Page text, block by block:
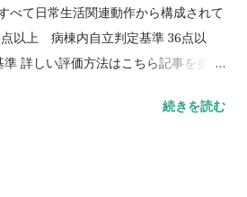
べて日常生活関連動作から構成されて
以上 病棟内自立判定基準 36点以
詳しい評価方法はこちら記事を参照
テスト 方法 肘掛つきの椅子から立
続きを読む